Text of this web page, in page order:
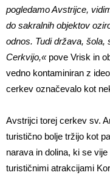
pogledamo Avstrijce,
do sakralnih objektov
odnos. Tudi država,
Cerkvijo,« pove Vrisk in
vedno kontaminiran z
cerkev označevalo kot
Avstrijci torej cerkev sv.
turistično bolje tržijo kot
narava in dolina, ki se
turističnimi atrakcijami